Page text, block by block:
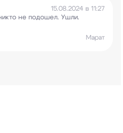
15.08.2024 в 11:27
не подошел. Ушли.
Марат